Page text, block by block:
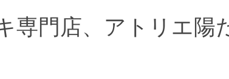
専門店、アトリエ陽